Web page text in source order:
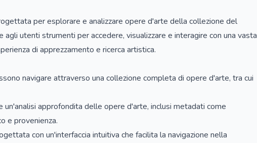
per esplorare e analizzare opere d'arte della collezione del
utenti strumenti per accedere, visualizzare e interagire con una vasta
di apprezzamento e ricerca artistica.
navigare attraverso una collezione completa di opere d'arte, tra cui
approfondita delle opere d'arte, inclusi metadati come
e provenienza.
con un'interfaccia intuitiva che facilita la navigazione nella